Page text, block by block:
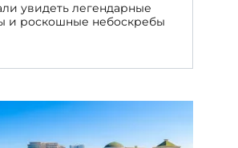
увидеть легендарные
и роскошные небоскребы